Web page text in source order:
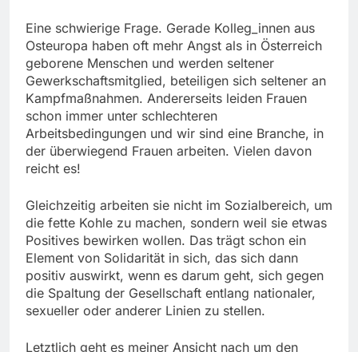
Eine schwierige Frage. Gerade Kolleg_innen aus
Osteuropa haben oft mehr Angst als in Österreich
geborene Menschen und werden seltener
Gewerkschaftsmitglied, beteiligen sich seltener an
Kampfmaßnahmen. Andererseits leiden Frauen
schon immer unter schlechteren
Arbeitsbedingungen und wir sind eine Branche, in
der überwiegend Frauen arbeiten. Vielen davon
reicht es!
Gleichzeitig arbeiten sie nicht im Sozialbereich, um
die fette Kohle zu machen, sondern weil sie etwas
Positives bewirken wollen. Das trägt schon ein
Element von Solidarität in sich, das sich dann
positiv auswirkt, wenn es darum geht, sich gegen
die Spaltung der Gesellschaft entlang nationaler,
sexueller oder anderer Linien zu stellen.
Letztlich geht es meiner Ansicht nach um den